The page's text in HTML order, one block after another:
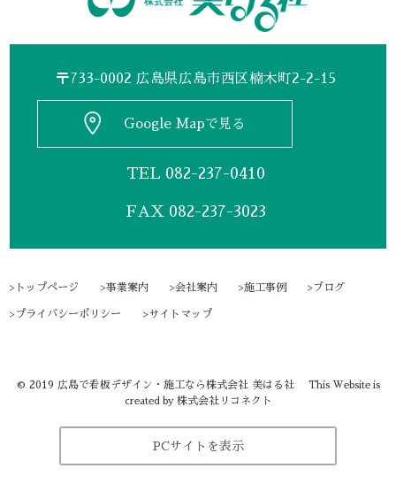
〒733-0002 広島県広島市西区楠木町2-2-15
Google Mapで見る
TEL 082-237-0410
FAX 082-237-3023
トップページ 事業案内 会社案内 施工事例 ブログ
プライバシーポリシー サイトマップ
© 2019 広島で看板デザイン・施工なら株式会社 美はる社
This Website is
created by 株式会社リコネクト
PCサイトを表示